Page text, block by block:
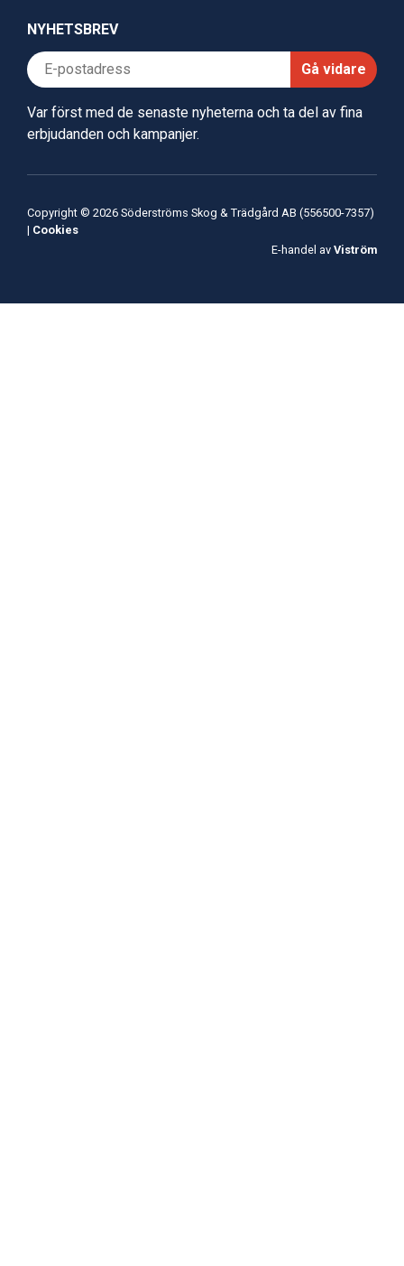
NYHETSBREV
Gå vidare
Var först med de senaste nyheterna och ta del av fina
erbjudanden och kampanjer.
Copyright © 2026 Söderströms Skog & Trädgård AB (556500-7357)
| Cookies
E-handel av Viström